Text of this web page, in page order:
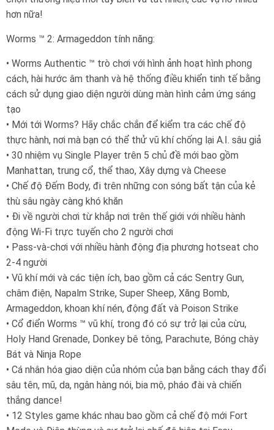
hơn nữa!
Worms ™ 2: Armageddon tính năng:
• Worms Authentic ™ trò chơi với hình ảnh hoạt hình phong
cách, hài hước âm thanh và hệ thống điều khiển tinh tế bằng
cách sử dụng giao diện người dùng màn hình cảm ứng sáng
tạo
• Mới tới Worms? Hãy chắc chắn để kiểm tra các chế độ
thực hành, nơi mà bạn có thể thử vũ khí chống lại A.I. sâu giả
• 30 nhiệm vụ Single Player trên 5 chủ đề mới bao gồm
Manhattan, trung cổ, thể thao, Xây dựng và Cheese
• Chế độ Đếm Body, đi trên những con sóng bất tận của kẻ
thù sâu ngày càng khó khăn
• Đi về người chơi từ khắp nơi trên thế giới với nhiều hành
động Wi-Fi trực tuyến cho 2 người chơi
• Pass-và-chơi với nhiều hành động địa phương hotseat cho
2-4 người
• Vũ khí mới và các tiện ích, bao gồm cả các Sentry Gun,
châm điện, Napalm Strike, Super Sheep, Xăng Bomb,
Armageddon, khoan khí nén, động đất và Poison Strike
• Cổ điển Worms ™ vũ khí, trong đó có sự trở lại của cừu,
Holy Hand Grenade, Donkey bê tông, Parachute, Bóng chày
Bát và Ninja Rope
• Cá nhân hóa giao diện của nhóm của bạn bằng cách thay đổi
sâu tên, mũ, da, ngân hàng nói, bia mộ, pháo đài và chiến
thắng dance!
• 12 Styles game khác nhau bao gồm cả chế độ mới Fort